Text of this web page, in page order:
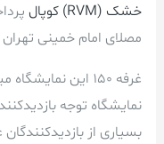
خشک (RVM) کوپال
مصلای امام خمینی تهران
غرفه 150 این
نمایشگاه توجه
بسیاری از